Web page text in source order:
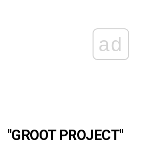
ad
"GROOT PROJECT"